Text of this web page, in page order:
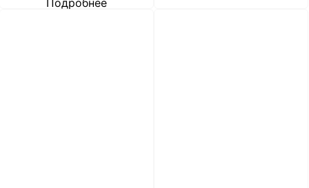
Подробнее